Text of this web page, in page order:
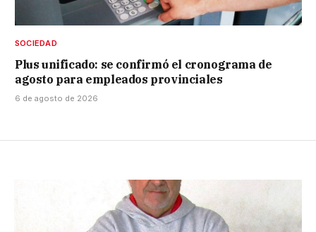
SOCIEDAD
Plus unificado: se confirmó el cronograma de
agosto para empleados provinciales
6 de agosto de 2026